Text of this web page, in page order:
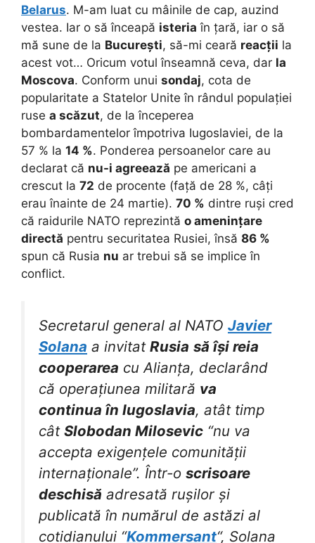
Belarus. M-am luat cu mâinile de cap, auzind
vestea. Iar o să înceapă isteria în țară, iar o să
mă sune de la București, să-mi ceară reacții la
acest vot… Oricum votul înseamnă ceva, dar la
Moscova. Conform unui sondaj, cota de
popularitate a Statelor Unite în rândul populației
ruse a scăzut, de la începerea
bombardamentelor împotriva Iugoslaviei, de la
57 % la 14 %. Ponderea persoanelor care au
declarat că nu-i agreează pe americani a
crescut la 72 de procente (față de 28 %, câți
erau înainte de 24 martie). 70 % dintre ruși cred
că raidurile NATO reprezintă o amenințare
directă pentru securitatea Rusiei, însă 86 %
spun că Rusia nu ar trebui să se implice în
conflict.
Secretarul general al NATO Javier
Solana a invitat Rusia să își reia
cooperarea cu Alianța, declarând
că operațiunea militară va
continua în Iugoslavia, atât timp
cât Slobodan Milosevic “nu va
accepta exigențele comunității
internaționale”. Într-o scrisoare
deschisă adresată rușilor și
publicată în numărul de astăzi al
cotidianului “Kommersant“, Solana